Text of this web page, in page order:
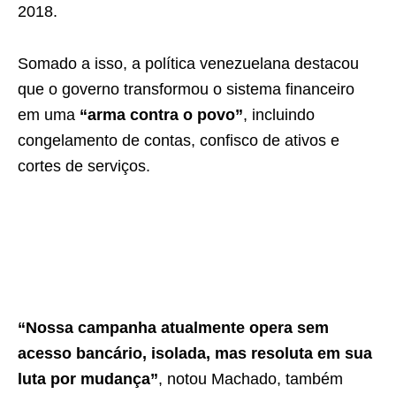
2018.
Somado a isso, a política venezuelana destacou
que o governo transformou o sistema financeiro
em uma “arma contra o povo”, incluindo
congelamento de contas, confisco de ativos e
cortes de serviços.
“Nossa campanha atualmente opera sem
acesso bancário, isolada, mas resoluta em sua
luta por mudança”, notou Machado, também